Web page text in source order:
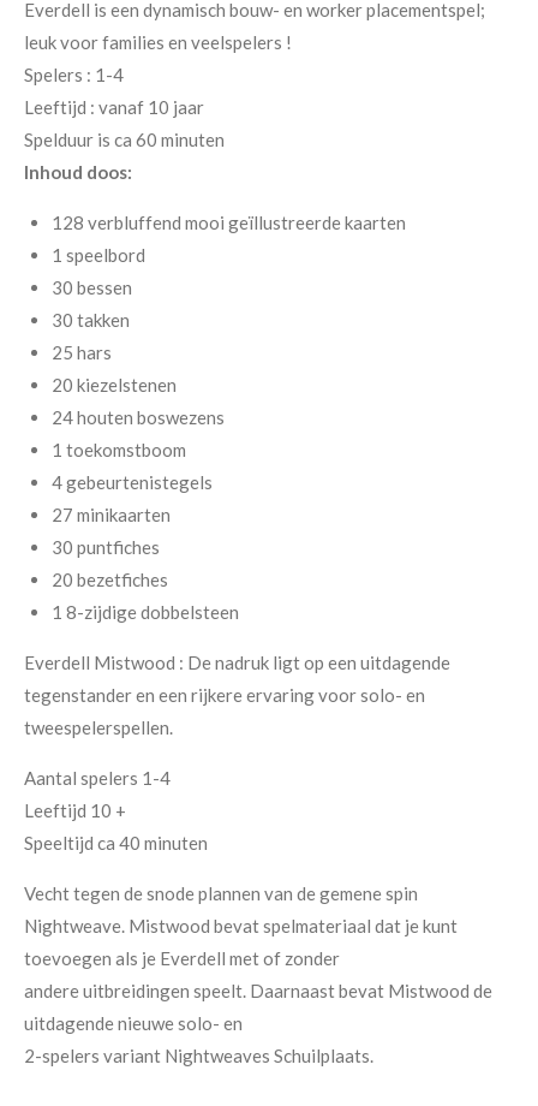
Everdell is een dynamisch bouw- en worker placementspel;
leuk voor families en veelspelers !
Spelers : 1-4
Leeftijd : vanaf 10 jaar
Spelduur is ca 60 minuten
Inhoud doos:
128 verbluffend mooi geïllustreerde kaarten
1 speelbord
30 bessen
30 takken
25 hars
20 kiezelstenen
24 houten boswezens
1 toekomstboom
4 gebeurtenistegels
27 minikaarten
30 puntfiches
20 bezetfiches
1 8-zijdige dobbelsteen
Everdell Mistwood : De nadruk ligt op een uitdagende
tegenstander en een rijkere ervaring voor solo- en
tweespelerspellen.
Aantal spelers 1-4
Leeftijd 10 +
Speeltijd ca 40 minuten
Vecht tegen de snode plannen van de gemene spin
Nightweave. Mistwood bevat spelmateriaal dat je kunt
toevoegen als je Everdell met of zonder
andere uitbreidingen speelt. Daarnaast bevat Mistwood de
uitdagende nieuwe solo- en
2-spelers variant Nightweaves Schuilplaats.